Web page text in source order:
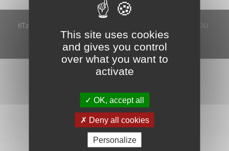
6Tzen ©2015 - Tous droits réservés
CGU
Plan du site
FAQ
Contact
Ce service est proposé par6Tzen
This site uses cookies
and gives you control
over what you want to
activate
OK, accept all
Deny all cookies
Personalize